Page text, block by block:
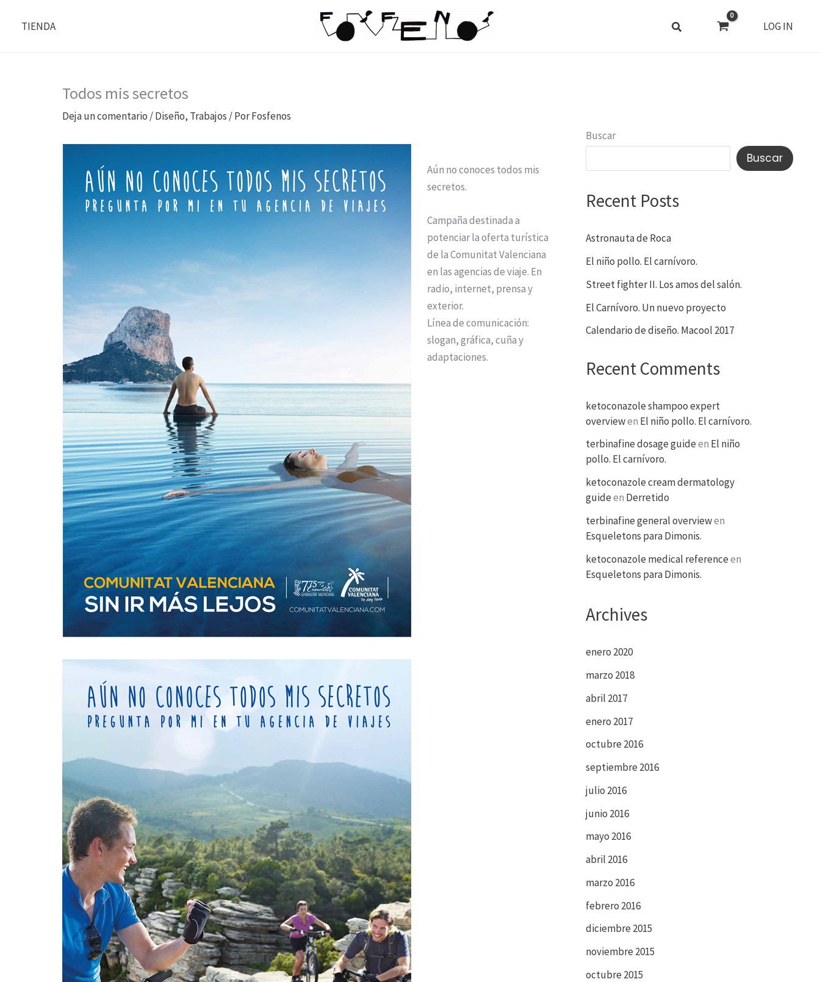
TIENDA LOG IN
Todos mis secretos
Deja un comentario /Diseño, Trabajos / PorFosfenos
Aún no conoces todos mis
secretos.
Campaña destinada a
potenciar la oferta turística
de la Comunitat Valenciana
en las agencias de viaje. En
radio, internet, prensa y
exterior.
Línea de comunicación:
slogan, gráfica, cuña y
adaptaciones.
Buscar
Buscar
Recent Posts
Astronauta de Roca
El niño pollo. El carnívoro.
Street fighter II. Los amos del salón.
El Carnívoro. Un nuevo proyecto
Calendario de diseño. Macool 2017
Recent Comments
ketoconazole shampoo expert
overviewen El niño pollo. El carnívoro.
terbinafine dosage guideen El niño
pollo. El carnívoro.
ketoconazole cream dermatology
guideen Derretido
terbinafine general overviewen
Esqueletons para Dimonis.
ketoconazole medical referenceen
Esqueletons para Dimonis.
Archives
enero 2020
marzo 2018
abril 2017
enero 2017
octubre 2016
septiembre 2016
julio 2016
junio 2016
mayo 2016
abril 2016
marzo 2016
febrero 2016
diciembre 2015
noviembre 2015
octubre 2015